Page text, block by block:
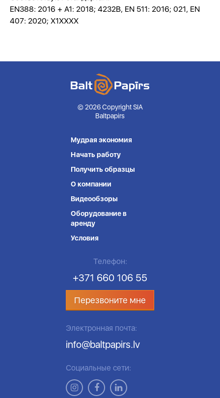
EN388: 2016 + A1: 2018; 4232B, EN 511: 2016; 021, EN
407: 2020; X1XXXX
© 2026 Copyright SIA
Baltpapirs
Мудрая экономия
Начать работу
Получить образцы
О компании
Видеообзоры
Оборудование в
аренду
Условия
Телефон:
+371 660 106 55
Перезвоните мне
Электронная почта:
info@baltpapirs.lv
Социальные сети: